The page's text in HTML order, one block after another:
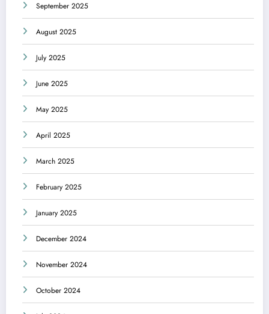
September 2025
August 2025
July 2025
June 2025
May 2025
April 2025
March 2025
February 2025
January 2025
December 2024
November 2024
October 2024